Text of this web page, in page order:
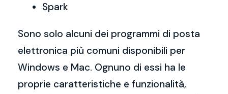
Spark
Sono solo alcuni dei programmi di posta
elettronica più comuni disponibili per
Windows e Mac. Ognuno di essi ha le
proprie caratteristiche e funzionalità,